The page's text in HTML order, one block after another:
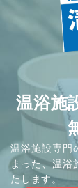
温浴施
温浴施設専門
まった、温浴
たします。